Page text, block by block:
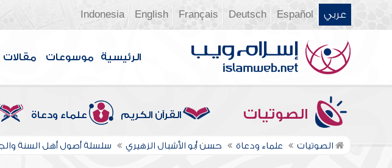
عربي Español
Deutsch
Français
English
Indonesia
الرئيسية موسوعات مقالات
الصوتيات القرآن الكريم علماء ودعاة
الصوتيات علماء ودعاة حسن أبو الأشبال الزهيري سلسلة أصول أهل السنة